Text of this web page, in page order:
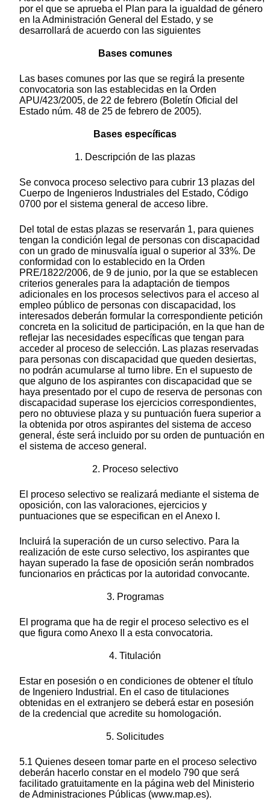
por el que se aprueba el Plan para la igualdad de género
en la Administración General del Estado, y se
desarrollará de acuerdo con las siguientes
Bases comunes
Las bases comunes por las que se regirá la presente
convocatoria son las establecidas en la Orden
APU/423/2005, de 22 de febrero (Boletín Oficial del
Estado núm. 48 de 25 de febrero de 2005).
Bases específicas
1. Descripción de las plazas
Se convoca proceso selectivo para cubrir 13 plazas del
Cuerpo de Ingenieros Industriales del Estado, Código
0700 por el sistema general de acceso libre.
Del total de estas plazas se reservarán 1, para quienes
tengan la condición legal de personas con discapacidad
con un grado de minusvalía igual o superior al 33%. De
conformidad con lo establecido en la Orden
PRE/1822/2006, de 9 de junio, por la que se establecen
criterios generales para la adaptación de tiempos
adicionales en los procesos selectivos para el acceso al
empleo público de personas con discapacidad, los
interesados deberán formular la correspondiente petición
concreta en la solicitud de participación, en la que han de
reflejar las necesidades específicas que tengan para
acceder al proceso de selección. Las plazas reservadas
para personas con discapacidad que queden desiertas,
no podrán acumularse al turno libre. En el supuesto de
que alguno de los aspirantes con discapacidad que se
haya presentado por el cupo de reserva de personas con
discapacidad superase los ejercicios correspondientes,
pero no obtuviese plaza y su puntuación fuera superior a
la obtenida por otros aspirantes del sistema de acceso
general, éste será incluido por su orden de puntuación en
el sistema de acceso general.
2. Proceso selectivo
El proceso selectivo se realizará mediante el sistema de
oposición, con las valoraciones, ejercicios y
puntuaciones que se especifican en el Anexo I.
Incluirá la superación de un curso selectivo. Para la
realización de este curso selectivo, los aspirantes que
hayan superado la fase de oposición serán nombrados
funcionarios en prácticas por la autoridad convocante.
3. Programas
El programa que ha de regir el proceso selectivo es el
que figura como Anexo II a esta convocatoria.
4. Titulación
Estar en posesión o en condiciones de obtener el título
de Ingeniero Industrial. En el caso de titulaciones
obtenidas en el extranjero se deberá estar en posesión
de la credencial que acredite su homologación.
5. Solicitudes
5.1 Quienes deseen tomar parte en el proceso selectivo
deberán hacerlo constar en el modelo 790 que será
facilitado gratuitamente en la página web del Ministerio
de Administraciones Públicas (www.map.es).